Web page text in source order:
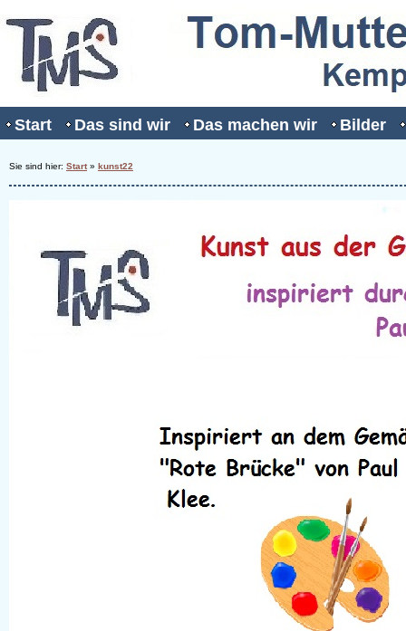
Start Das sind wir Das machen wir Bilder
Sie sind hier: Start» kunst22